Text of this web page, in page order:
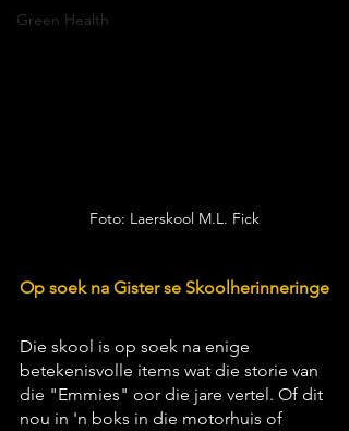
Green Health
Foto: Laerskool M.L. Fick
Op soek na Gister se Skoolherinneringe
Die skool is op soek na enige
betekenisvolle items wat die storie van
die "Emmies" oor die jare vertel. Of dit
nou in 'n boks in die motorhuis of